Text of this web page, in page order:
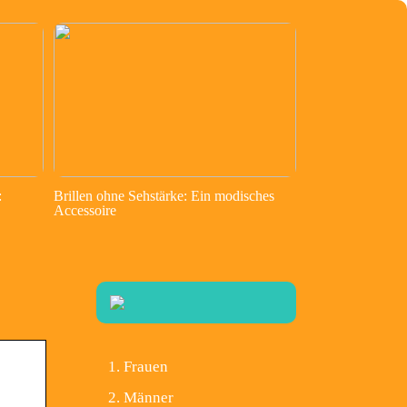
Brillen ohne Sehstärke: Ein modisches
Accessoire
Frauen
Männer